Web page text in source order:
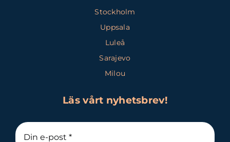
Stockholm
Uppsala
Luleå
Sarajevo
Milou
Läs vårt nyhetsbrev!